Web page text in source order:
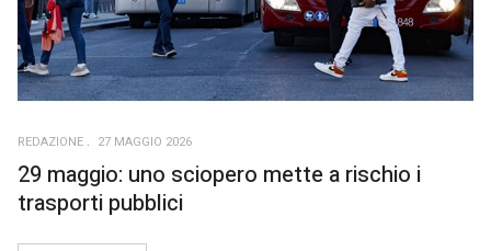
REDAZIONE 27 MAGGIO 2026
29 maggio: uno sciopero mette a rischio i
trasporti pubblici